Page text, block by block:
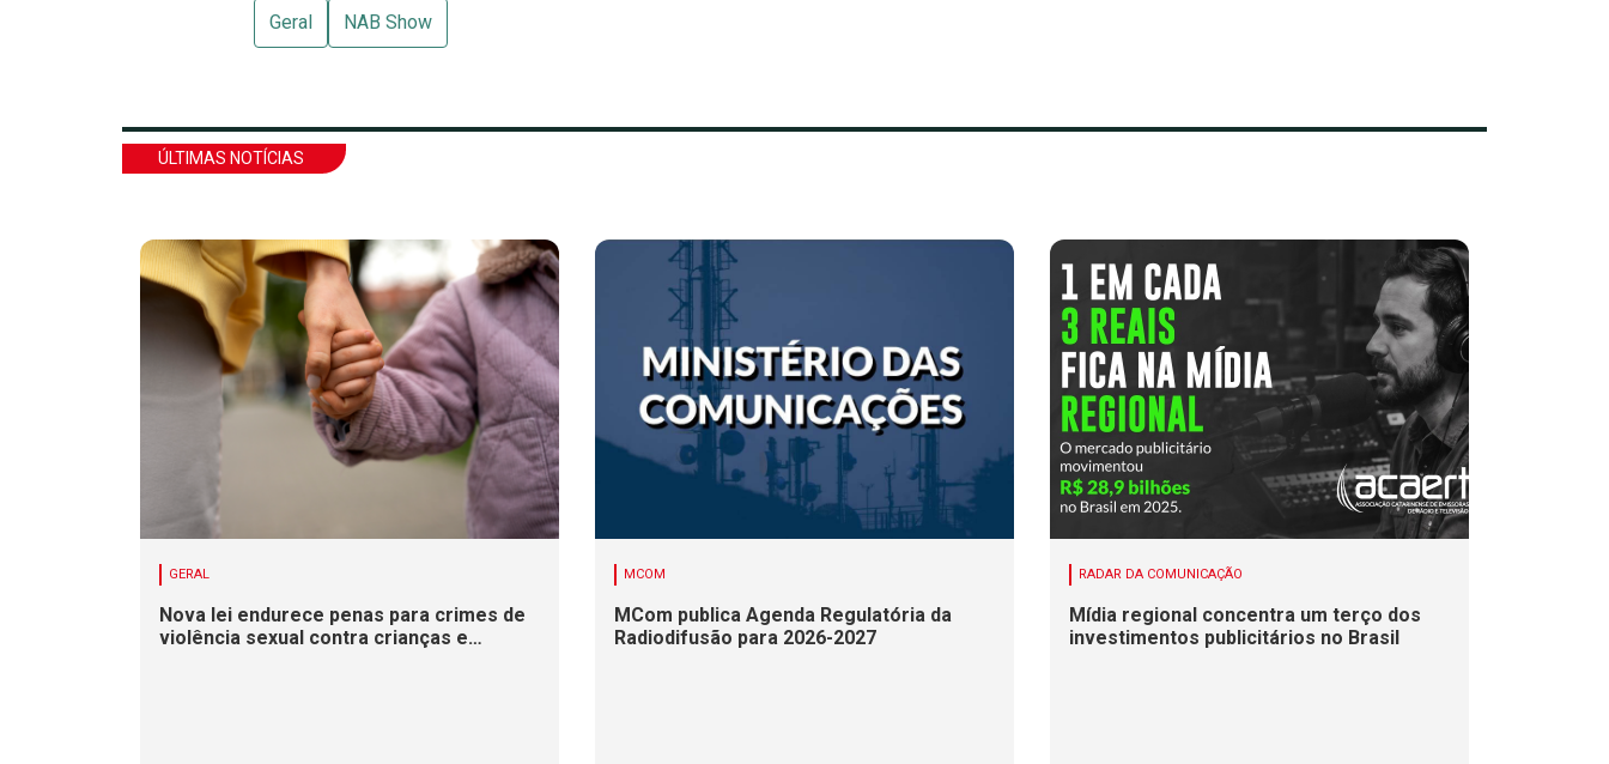
Geral NAB Show
ÚLTIMAS NOTÍCIAS
GERAL
Nova lei endurece penas para crimes de
violência sexual contra crianças e
MCOM
MCom publica Agenda Regulatória da
Radiodifusão para 2026-2027
RADAR DA COMUNICAÇÃO
Mídia regional concentra um terço dos
investimentos publicitários no Brasil